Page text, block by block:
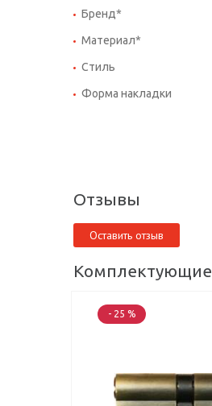
Бренд*
Материал*
Стиль
Форма накладки
Отзывы
Оставить отзыв
Комплектующие
- 25 %